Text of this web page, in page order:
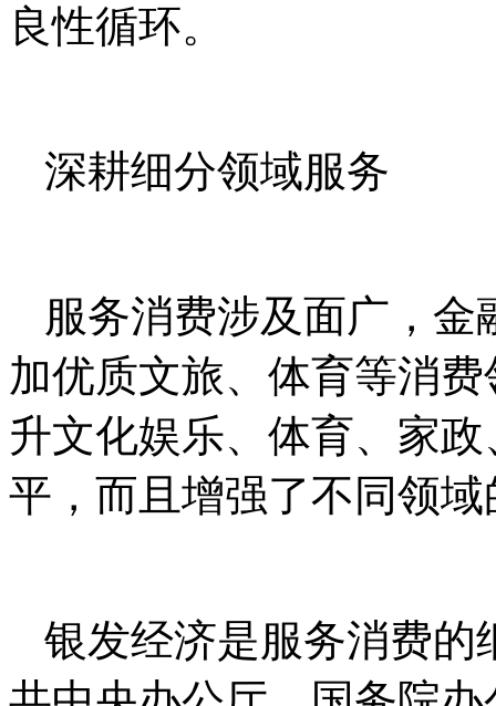
良性循环。
深耕细分领域服务
服务消费涉及面广，
加优质文旅、体育等消
升文化娱乐、体育、家
平，而且增强了不同领
银发经济是服务消费的